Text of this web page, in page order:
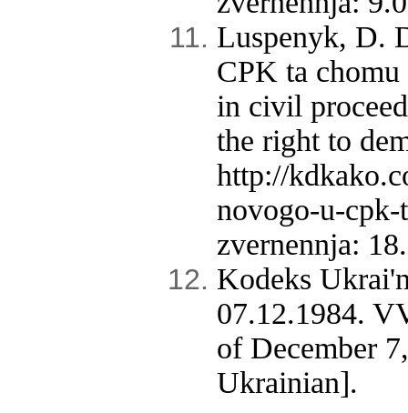
Luspenyk, D.
CPK ta
in civil
the right to
http://
novogo-u-cpk-
zvernennja:
Kodeks
07.12.1984.
of December
Ukrainian].